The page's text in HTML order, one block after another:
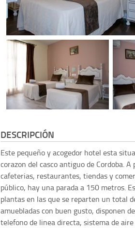
DESCRIPCIÓN
Este pequeño y acogedor hotel esta
corazon del casco antiguo de Cordoba.
cafeterias, restaurantes, tiendas y
público, hay una parada a 150 metros.
plantas en las que se reparten un total
amuebladas con buen gusto, disponen
telefono de linea directa, sistema de